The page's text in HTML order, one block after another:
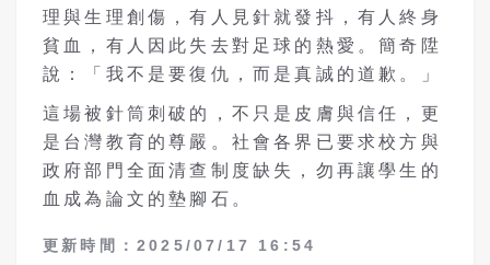
理與生理創傷，有人見針就發抖，有人終身
貧血，有人因此失去對足球的熱愛。簡奇陞
說：「我不是要復仇，而是真誠的道歉。」
這場被針筒刺破的，不只是皮膚與信任，更
是台灣教育的尊嚴。社會各界已要求校方與
政府部門全面清查制度缺失，勿再讓學生的
血成為論文的墊腳石。
更新時間：2025/07/17 16:54